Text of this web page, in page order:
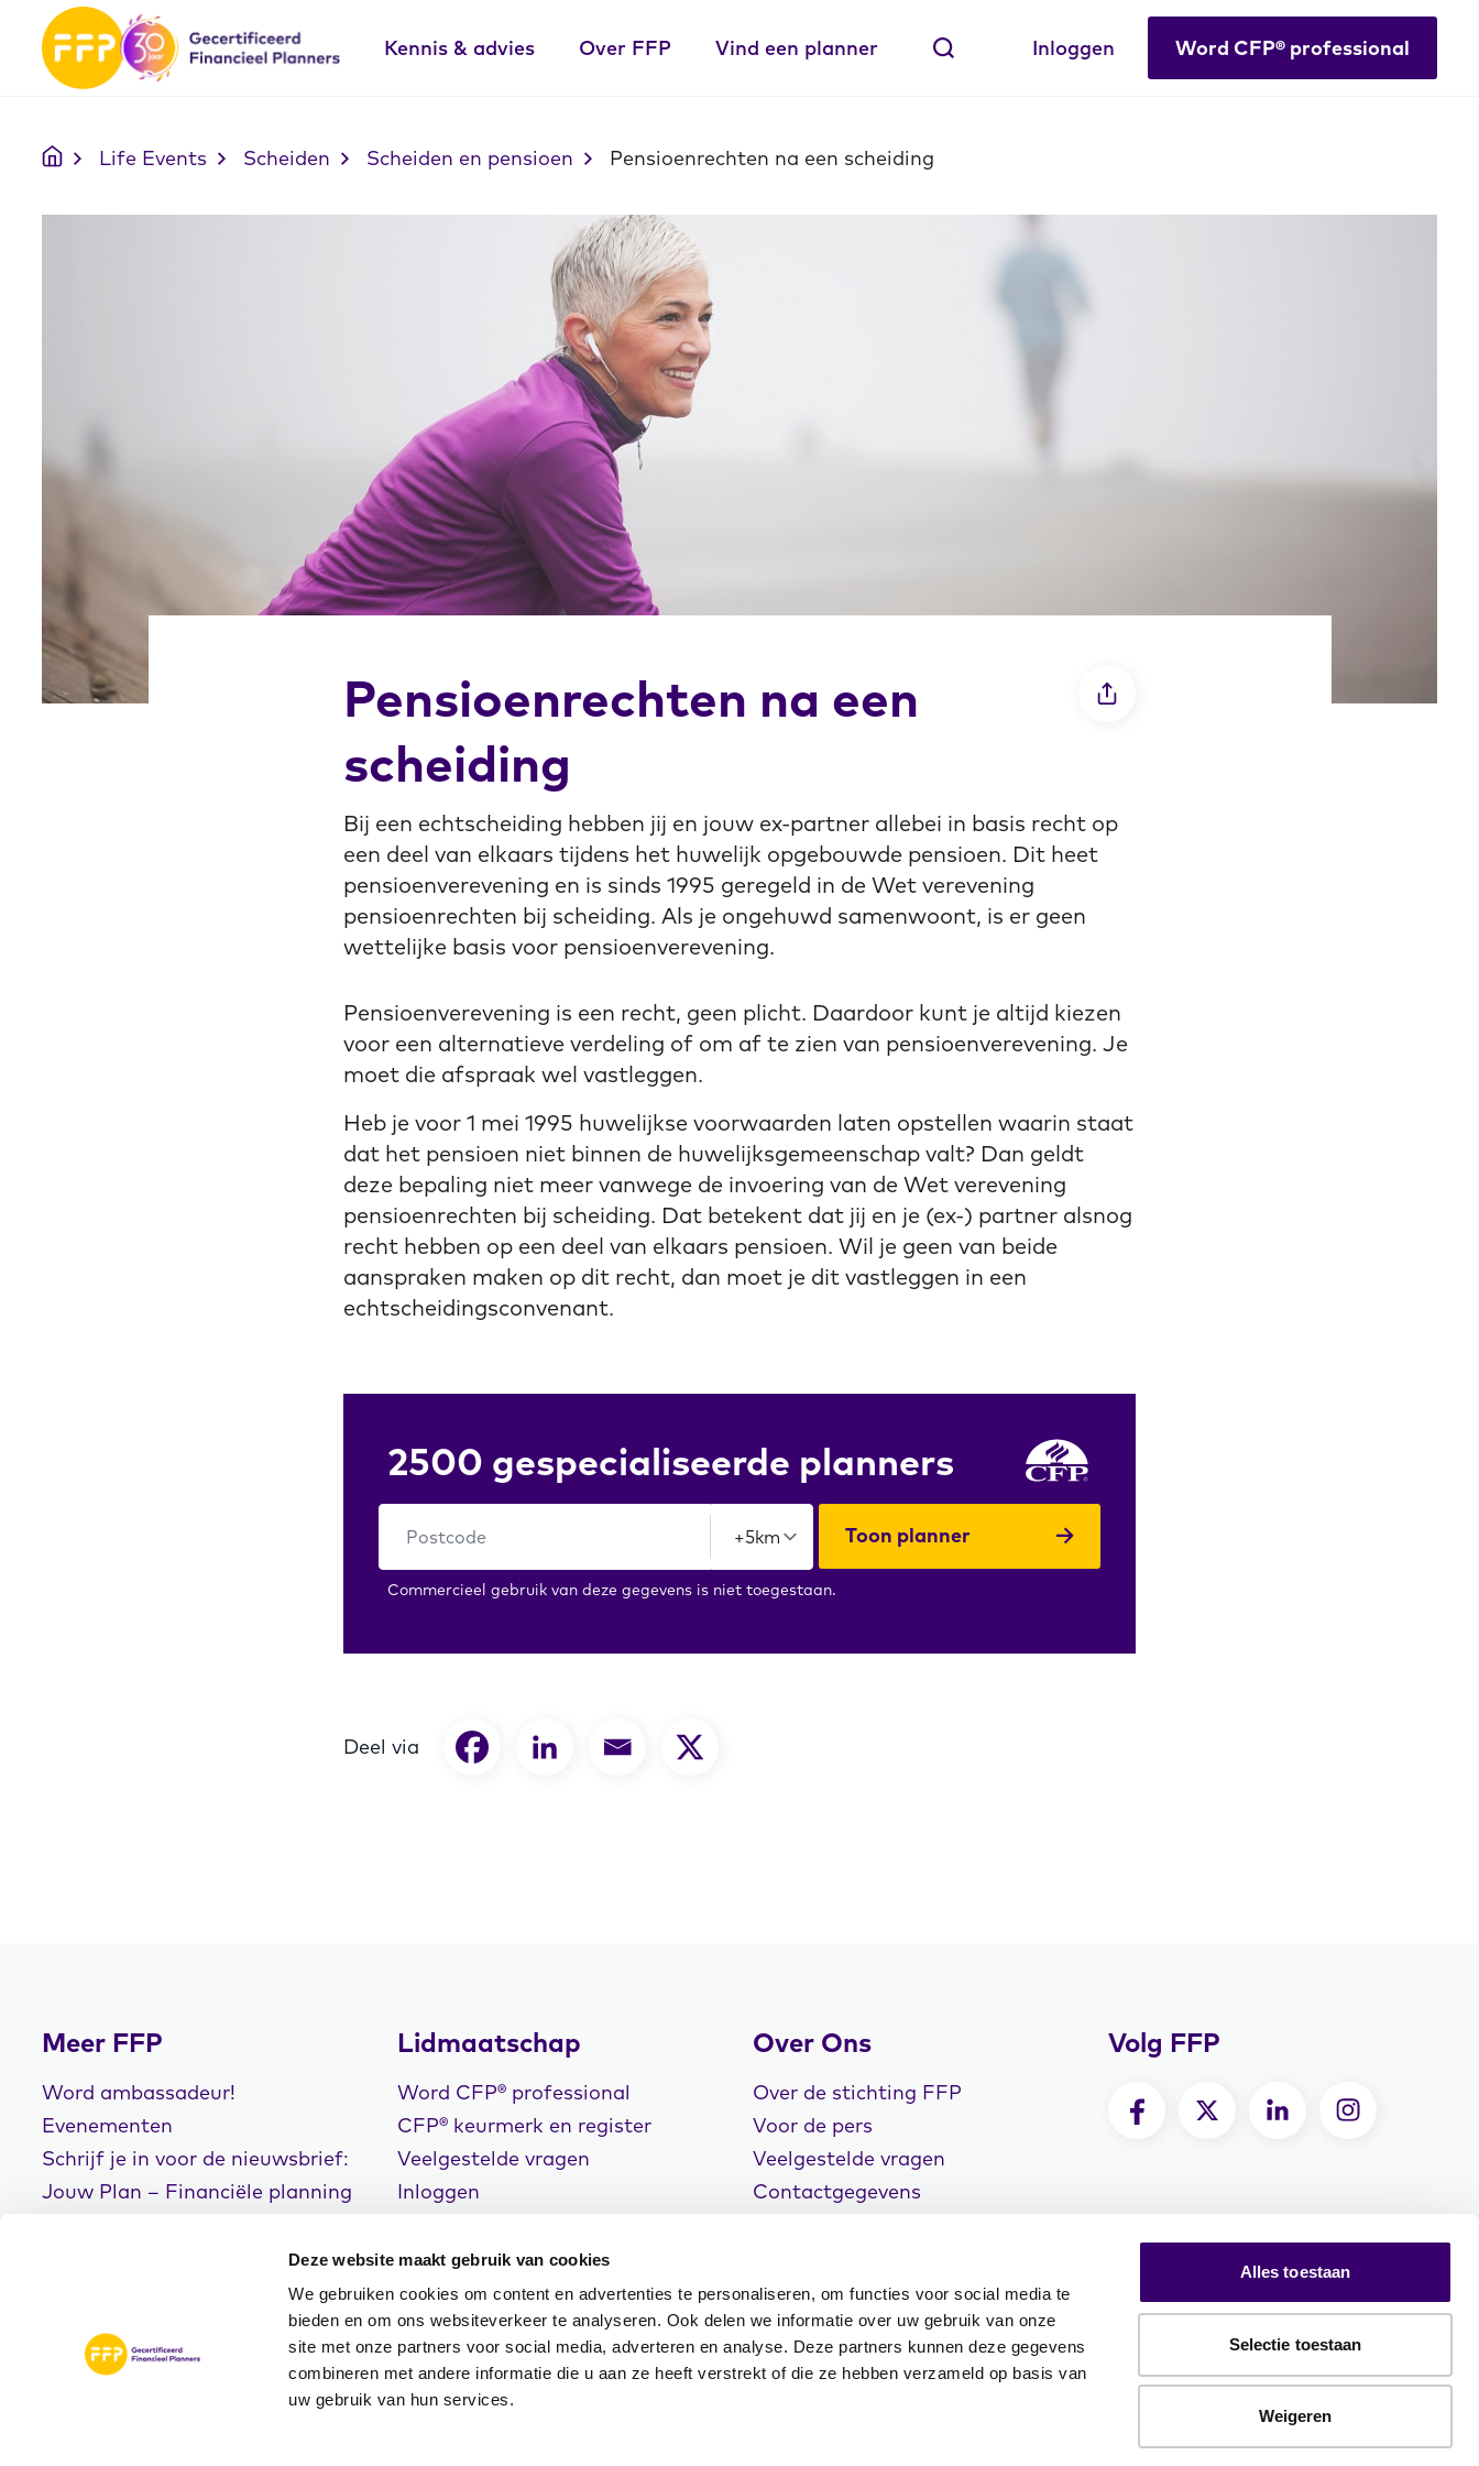
Deze website maakt gebruik van cookies
We gebruiken cookies om content en advertenties te personaliseren, om functies voor social media te
bieden en om ons websiteverkeer te analyseren. Ook delen we informatie over uw gebruik van onze
site met onze partners voor social media, adverteren en analyse. Deze partners kunnen deze gegevens
combineren met andere informatie die u aan ze heeft verstrekt of die ze hebben verzameld op basis van
uw gebruik van hun services.
Alles toestaan
Selectie toestaan
Weigeren
Kennis & advies Over FFP Vind een planner Inloggen Word CFP® professional
Life Events Scheiden Scheiden en pensioen Pensioenrechten na een scheiding
Pensioenrechten na een
scheiding
Bij een echtscheiding hebben jij en jouw ex-partner allebei in basis recht op
een deel van elkaars tijdens het huwelijk opgebouwde pensioen. Dit heet
pensioenverevening en is sinds 1995 geregeld in de Wet verevening
pensioenrechten bij scheiding. Als je ongehuwd samenwoont, is er geen
wettelijke basis voor pensioenverevening.
Pensioenverevening is een recht, geen plicht. Daardoor kunt je altijd kiezen
voor een alternatieve verdeling of om af te zien van pensioenverevening. Je
moet die afspraak wel vastleggen.
Heb je voor 1 mei 1995 huwelijkse voorwaarden laten opstellen waarin staat
dat het pensioen niet binnen de huwelijksgemeenschap valt? Dan geldt
deze bepaling niet meer vanwege de invoering van de Wet verevening
pensioenrechten bij scheiding. Dat betekent dat jij en je (ex-) partner alsnog
recht hebben op een deel van elkaars pensioen. Wil je geen van beide
aanspraken maken op dit recht, dan moet je dit vastleggen in een
echtscheidingsconvenant.
2500 gespecialiseerde planners
Toon planner
Commercieel gebruik van deze gegevens is niet toegestaan.
Deel via
Meer FFP
Word ambassadeur!
Evenementen
Schrijf je in voor de nieuwsbrief:
Jouw Plan – Financiële planning
Lidmaatschap
Word CFP® professional
CFP® keurmerk en register
Veelgestelde vragen
Inloggen
Over Ons
Over de stichting FFP
Voor de pers
Veelgestelde vragen
Contactgegevens
Volg FFP
© Copyright 2026
Disclaimer Privacyverklaring Cookiebeleid
Klachtenregeling
Algemene Voorwaarden Events